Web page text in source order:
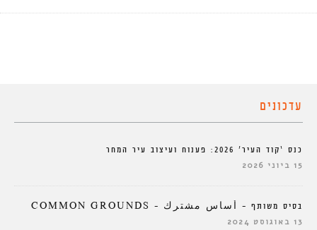
עדכונים
כנס ‘קוד העיר’ 2026: פענוח ועיצוב עיר המחר
15 ביוני 2026
בסיס משותף – أساس مشترك – COMMON GROUNDS
13 באוגוסט 2024